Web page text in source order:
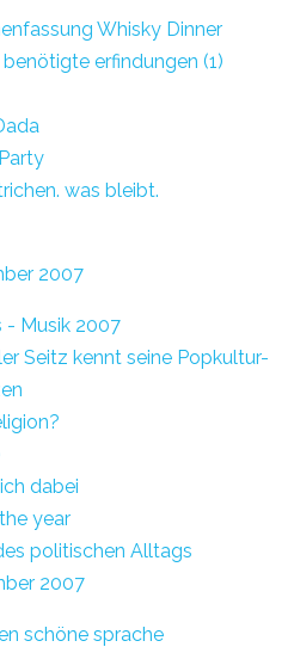
Whisky Dinner
erfindungen (1)
was bleibt.
2007
- Musik 2007
Seitz kennt seine Popkultur-
dabei
year
politischen Alltags
2007
schöne sprache